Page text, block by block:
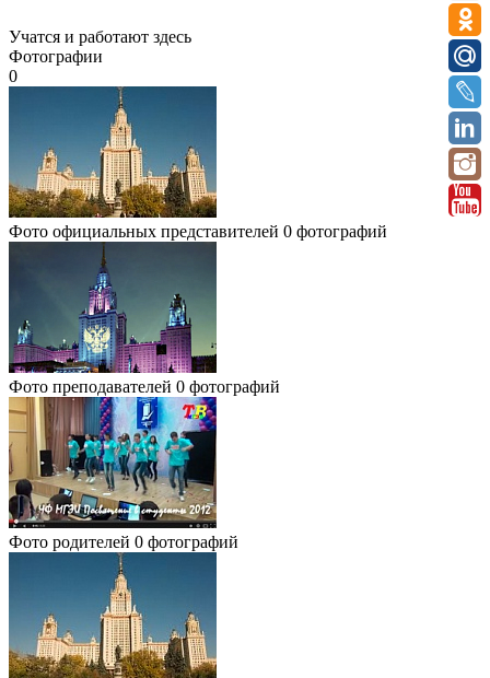
Учатся и работают здесь
Фотографии
0
Фото официальных представителей 0 фотографий
Фото преподавателей 0 фотографий
Фото родителей 0 фотографий